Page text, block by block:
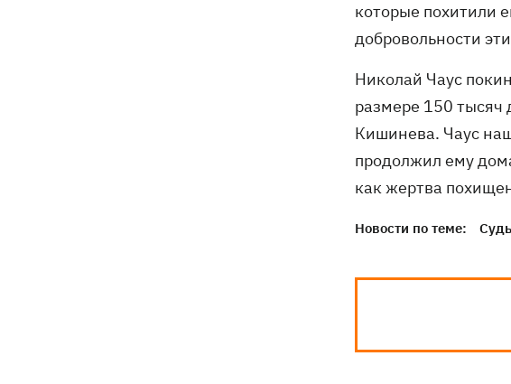
которые похитили
добровольности
Николай Чаус
размере 150 тысяч
Кишинева. Чаус
продолжил ему
как жертва
Новости по теме: